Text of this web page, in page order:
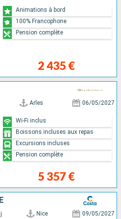
2 435 €
Animations à bord
100% Francophone
Pension complète
Arles 06/05/2027
5 357 €
Wi-Fi inclus
Boissons incluses aux repas
Excursions incluses
Pension complète
Nice 09/05/2027